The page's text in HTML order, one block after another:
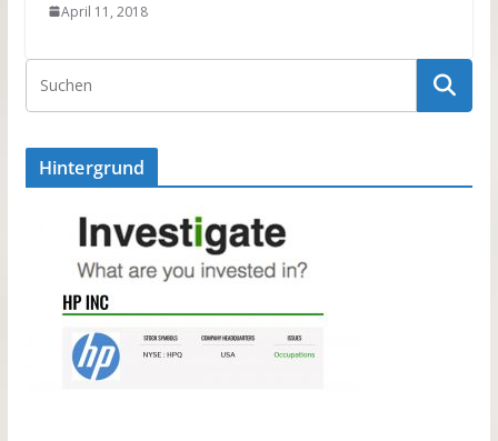
April 11, 2018
Hintergrund